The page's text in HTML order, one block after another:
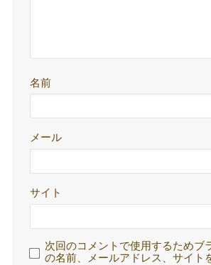
名前
メール
サイト
次回のコメントで使用するためブ
の名前、メールアドレス、サイト